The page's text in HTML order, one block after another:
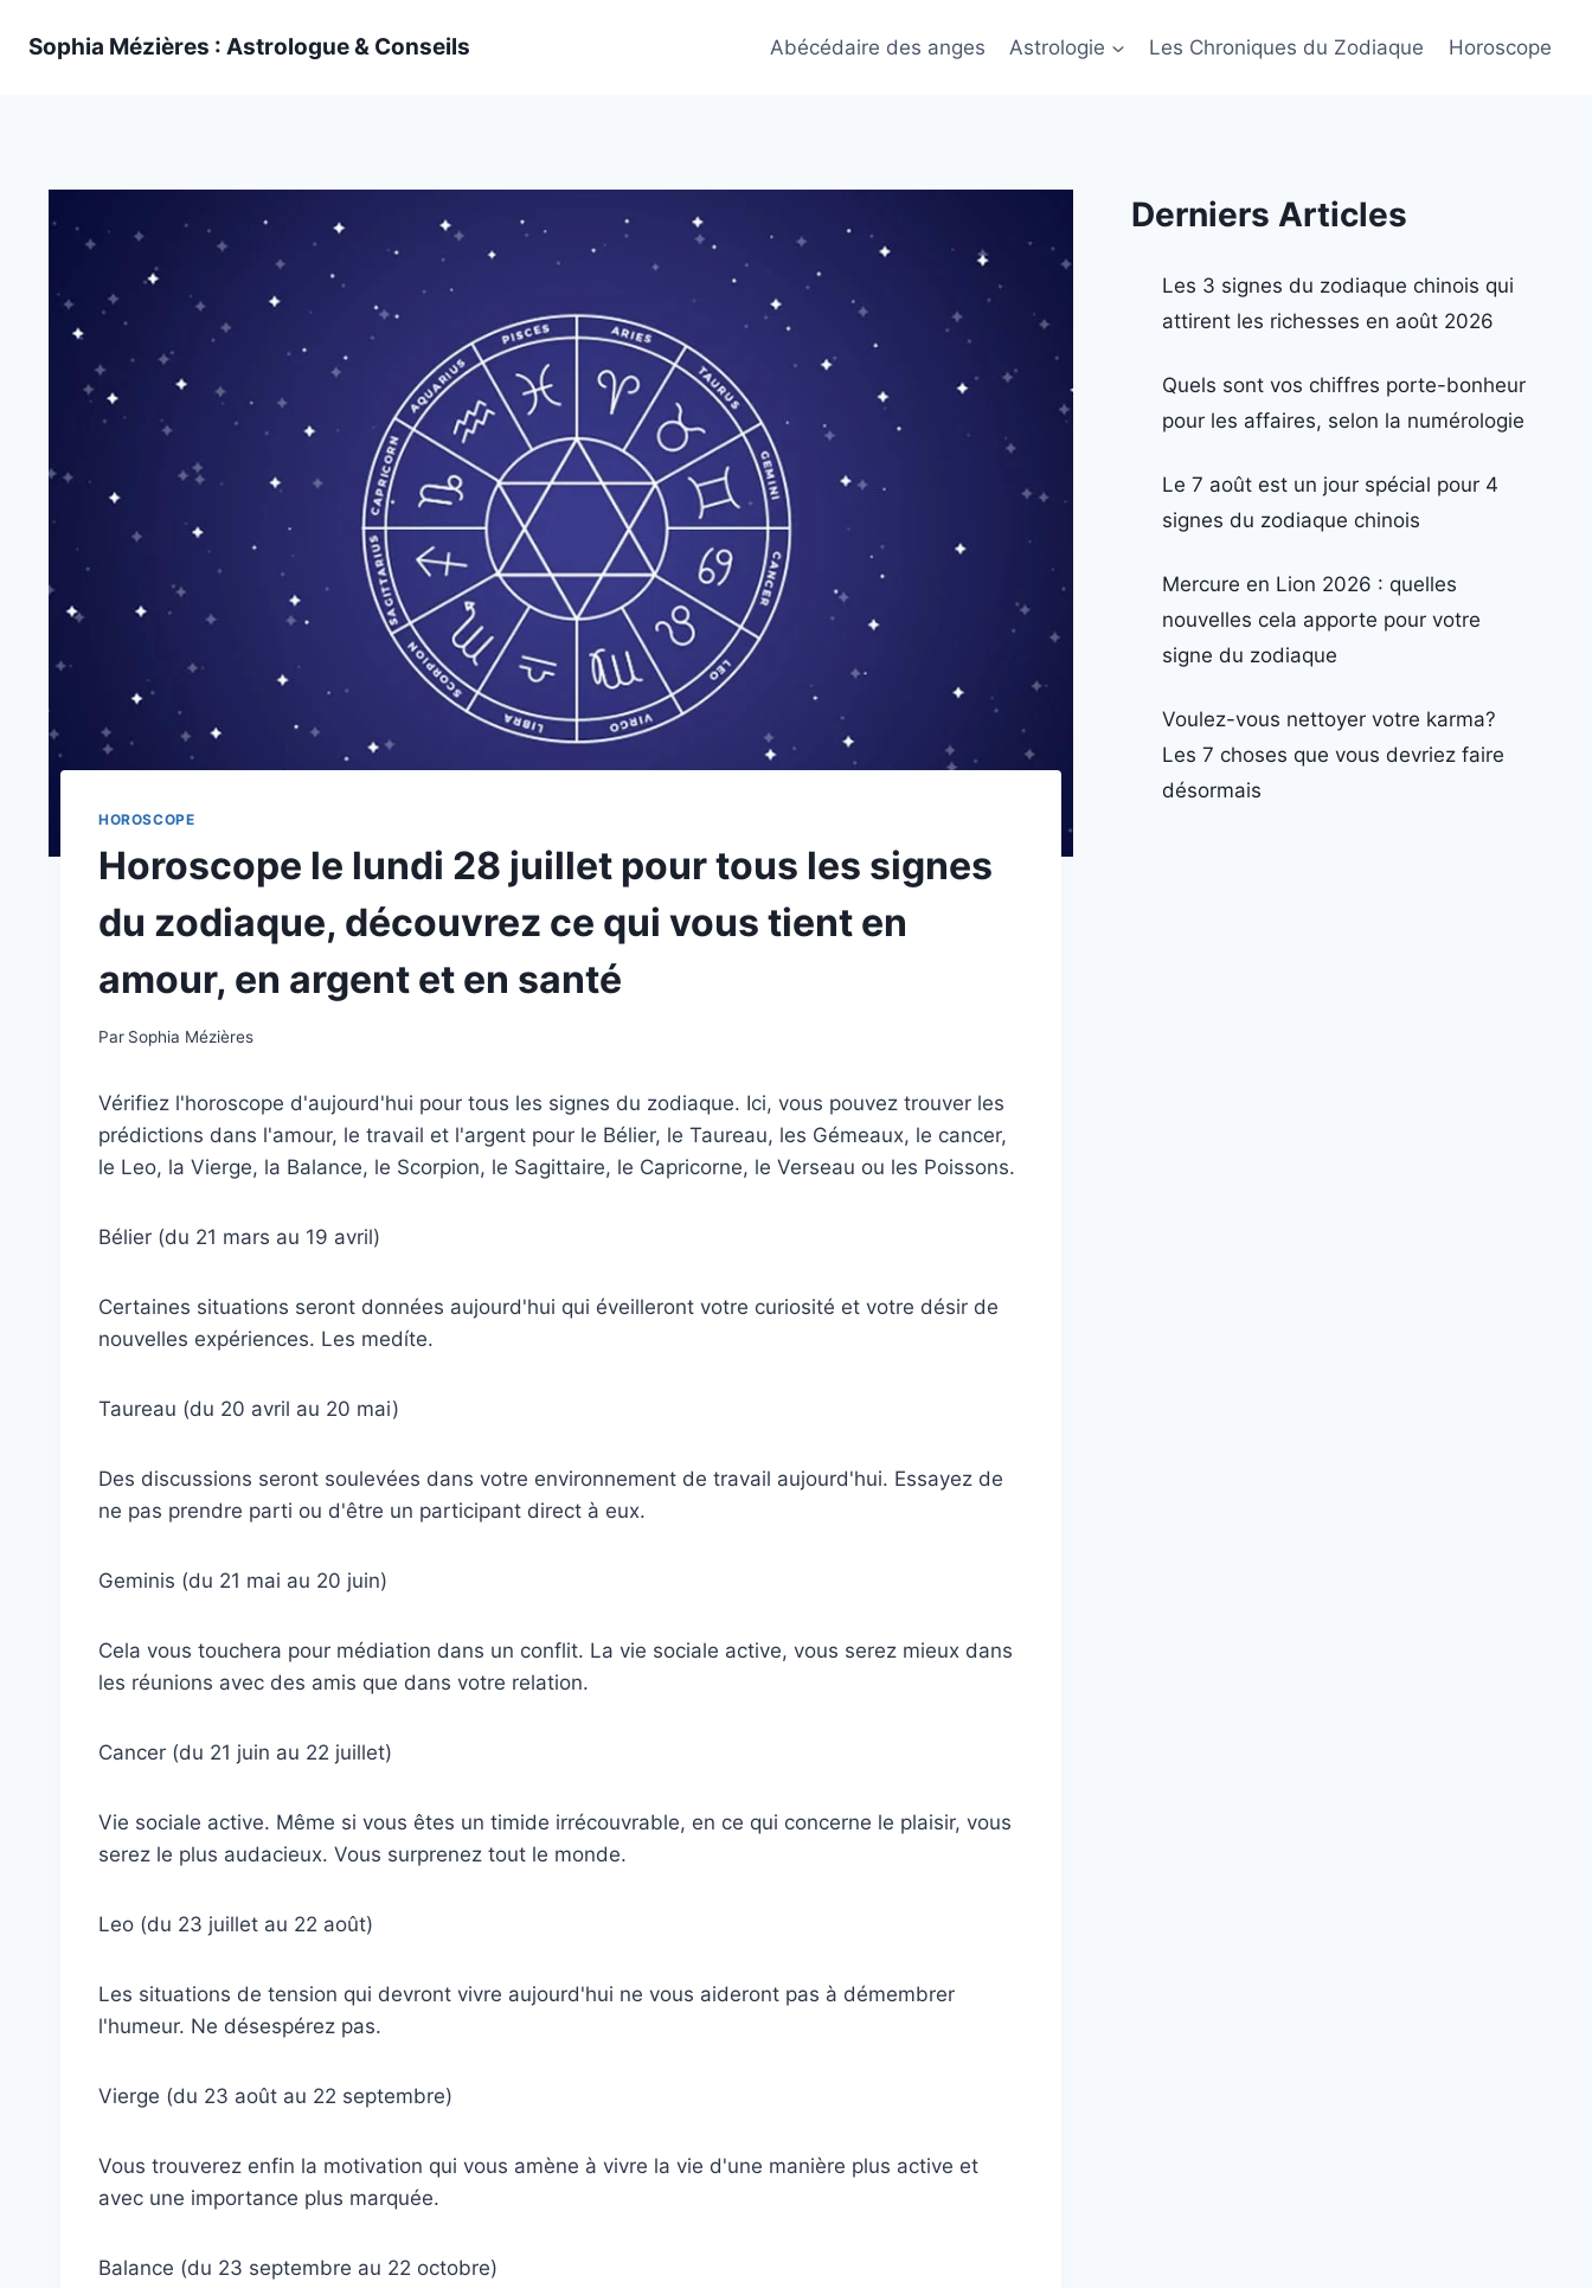
Sophia Mézières : Astrologue & Conseils Abécédaire des anges Astrologie Les Chroniques du Zodiaque Horoscope
HOROSCOPE
Horoscope le lundi 28 juillet pour tous les signes
du zodiaque, découvrez ce qui vous tient en
amour, en argent et en santé
Par Sophia Mézières
Vérifiez l'horoscope d'aujourd'hui pour tous les signes du zodiaque. Ici, vous pouvez trouver les
prédictions dans l'amour, le travail et l'argent pour le Bélier, le Taureau, les Gémeaux, le cancer,
le Leo, la Vierge, la Balance, le Scorpion, le Sagittaire, le Capricorne, le Verseau ou les Poissons.
Bélier (du 21 mars au 19 avril)
Certaines situations seront données aujourd'hui qui éveilleront votre curiosité et votre désir de
nouvelles expériences. Les medíte.
Taureau (du 20 avril au 20 mai)
Des discussions seront soulevées dans votre environnement de travail aujourd'hui. Essayez de
ne pas prendre parti ou d'être un participant direct à eux.
Geminis (du 21 mai au 20 juin)
Cela vous touchera pour médiation dans un conflit. La vie sociale active, vous serez mieux dans
les réunions avec des amis que dans votre relation.
Cancer (du 21 juin au 22 juillet)
Vie sociale active. Même si vous êtes un timide irrécouvrable, en ce qui concerne le plaisir, vous
serez le plus audacieux. Vous surprenez tout le monde.
Leo (du 23 juillet au 22 août)
Les situations de tension qui devront vivre aujourd'hui ne vous aideront pas à démembrer
l'humeur. Ne désespérez pas.
Vierge (du 23 août au 22 septembre)
Vous trouverez enfin la motivation qui vous amène à vivre la vie d'une manière plus active et
avec une importance plus marquée.
Balance (du 23 septembre au 22 octobre)
Derniers Articles
Les 3 signes du zodiaque chinois qui
attirent les richesses en août 2026
Quels sont vos chiffres porte-bonheur
pour les affaires, selon la numérologie
Le 7 août est un jour spécial pour 4
signes du zodiaque chinois
Mercure en Lion 2026 : quelles
nouvelles cela apporte pour votre
signe du zodiaque
Voulez-vous nettoyer votre karma?
Les 7 choses que vous devriez faire
désormais